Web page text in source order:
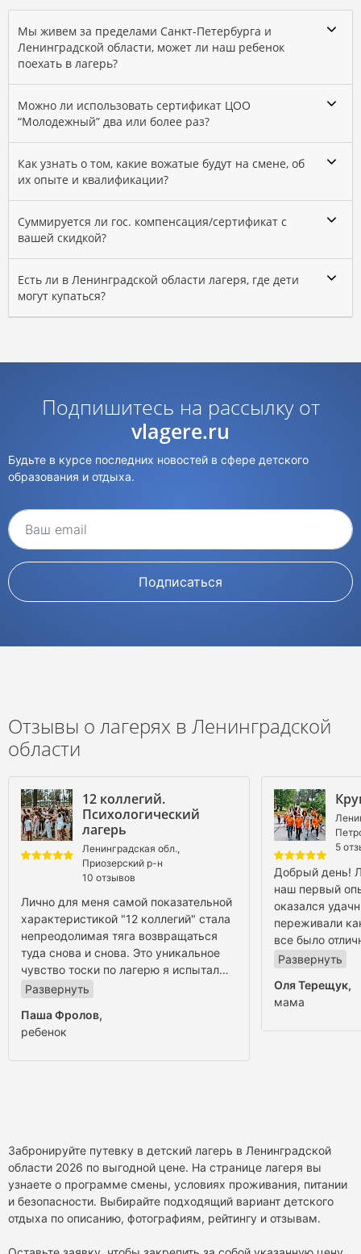
Мы живем за пределами Санкт-Петербурга и
Ленинградской области, может ли наш ребенок
поехать в лагерь?
Можно ли использовать сертификат ЦОО
“Молодежный” два или более раз?
Как узнать о том, какие вожатые будут на смене, об
их опыте и квалификации?
Суммируется ли гос. компенсация/сертификат с
вашей скидкой?
Есть ли в Ленинградской области лагеря, где дети
могут купаться?
Подпишитесь на рассылку от
vlagere.ru
Будьте в курсе последних новостей в сфере детского
образования и отдыха.
Подписаться
Отзывы о лагерях в Ленинградской
области
12 коллегий.
Психологический
лагерь
Ленинградская обл.,
Приозерский р-н
10 отзывов
Лично для меня самой показательной
характеристикой "12 коллегий" стала
непреодолимая тяга возвращаться
туда снова и снова. Это уникальное
чувство тоски по лагерю я испытал
только здесь, несмотря на то, что в
детских лагерей.
Прежде всего, уникальность 12
построена на доверии и уважении
друг к другу. Это раскрепощает и
детей, и вожатых/психологов.
Второй, но не по значимости,
причиной уникальности 12 коллегий
Развернуть
Паша Фролов,
ребенок
5
Добрый день!
наш первый
оказался
переживали
все было
вожатым 2
я и сын от неё
Всегда
достойно и
следующий
Вам!!!
Развернуть
Оля Терещук,
мама
Забронируйте путевку в детский лагерь в Ленинградской
области 2026 по выгодной цене. На странице лагеря вы
узнаете о программе смены, условиях проживания, питании
и безопасности. Выбирайте подходящий вариант детского
отдыха по описанию, фотографиям, рейтингу и отзывам.